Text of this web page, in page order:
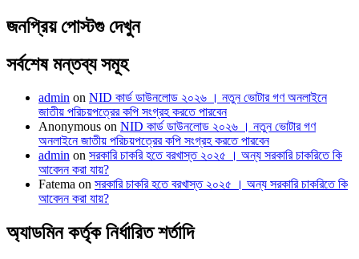
জনপ্রিয় পোস্টগু দেখুন
সর্বশেষ মন্তব্য সমূহ
admin on NID কার্ড ডাউনলোড ২০২৬ । নতুন ভোটার গণ অনলাইনে
জাতীয় পরিচয়পত্রের কপি সংগ্রহ করতে পারবেন
Anonymous on NID কার্ড ডাউনলোড ২০২৬ । নতুন ভোটার গণ
অনলাইনে জাতীয় পরিচয়পত্রের কপি সংগ্রহ করতে পারবেন
admin on সরকারি চাকরি হতে বরখাস্ত ২০২৫ । অন্য সরকারি চাকরিতে কি
আবেদন করা যায়?
Fatema on সরকারি চাকরি হতে বরখাস্ত ২০২৫ । অন্য সরকারি চাকরিতে কি
আবেদন করা যায়?
অ্যাডমিন কর্তৃক নির্ধারিত শর্তাদি